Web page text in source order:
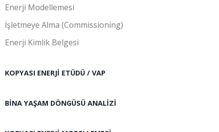
Enerji Modellemesi
İşletmeye Alma (Commissioning)
Enerji Kimlik Belgesi
KOPYASI ENERJI ETÜDÜ / VAP
BINA YAŞAM DÖNGÜSÜ ANALIZI